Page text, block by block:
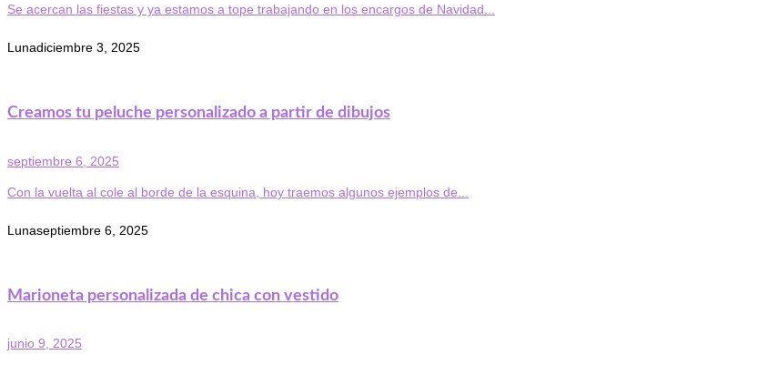
Se acercan las fiestas y ya estamos a tope trabajando en los encargos de Navidad...
Lunadiciembre 3, 2025
Creamos tu peluche personalizado a partir de dibujos
septiembre 6, 2025
Con la vuelta al cole al borde de la esquina, hoy traemos algunos ejemplos de...
Lunaseptiembre 6, 2025
Marioneta personalizada de chica con vestido
junio 9, 2025